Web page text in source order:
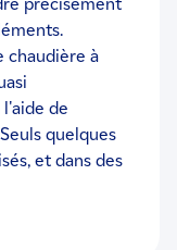
précisément
chaudière à
de
quelques
et dans des